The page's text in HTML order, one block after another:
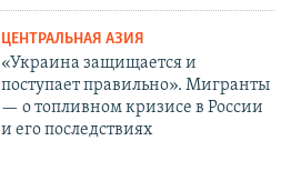
ЦЕНТРАЛЬНАЯ АЗИЯ
«Украина защищается и
поступает правильно». Мигранты
— о топливном кризисе в России
и его последствиях